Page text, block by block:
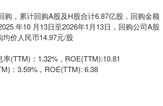
，累计回购A股及H股合计6.87亿股，回购金额
年10 月13日至2026年1月13日，回购公司A股
均价人民币14.97元/股
(TTM)：1.32%，ROE(TTM):10.81
：3.59%，ROE(TTM): 6.38